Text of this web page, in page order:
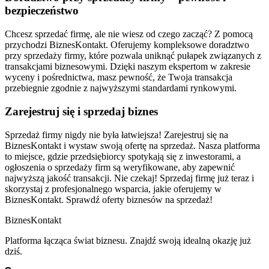
bezpieczeństwo
Chcesz sprzedać firmę, ale nie wiesz od czego zacząć? Z pomocą
przychodzi BiznesKontakt. Oferujemy kompleksowe doradztwo
przy sprzedaży firmy, które pozwala uniknąć pułapek związanych z
transakcjami biznesowymi. Dzięki naszym ekspertom w zakresie
wyceny i pośrednictwa, masz pewność, że Twoja transakcja
przebiegnie zgodnie z najwyższymi standardami rynkowymi.
Zarejestruj się i sprzedaj biznes
Sprzedaż firmy nigdy nie była łatwiejsza! Zarejestruj się na
BiznesKontakt i wystaw swoją ofertę na sprzedaż. Nasza platforma
to miejsce, gdzie przedsiębiorcy spotykają się z inwestorami, a
ogłoszenia o sprzedaży firm są weryfikowane, aby zapewnić
najwyższą jakość transakcji. Nie czekaj! Sprzedaj firmę już teraz i
skorzystaj z profesjonalnego wsparcia, jakie oferujemy w
BiznesKontakt. Sprawdź oferty biznesów na sprzedaż!
BiznesKontakt
Platforma łącząca świat biznesu. Znajdź swoją idealną okazję już
dziś.